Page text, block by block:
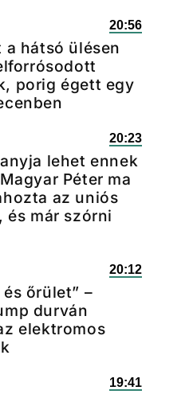
20:56
a hátsó ülésen
porig égett egy
20:23
lehet ennek
Péter ma
az uniós
és már szórni
20:12
őrület” –
durván
elektromos
19:41